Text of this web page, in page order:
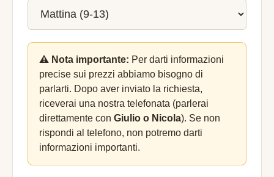
⚠️ Nota importante: Per darti informazioni
precise sui prezzi abbiamo bisogno di
parlarti. Dopo aver inviato la richiesta,
riceverai una nostra telefonata (parlerai
direttamente con Giulio o Nicola). Se non
rispondi al telefono, non potremo darti
informazioni importanti.